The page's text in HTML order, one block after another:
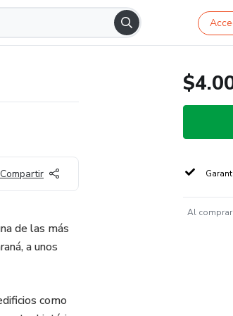
Compartir
de las más
a unos
como
Al